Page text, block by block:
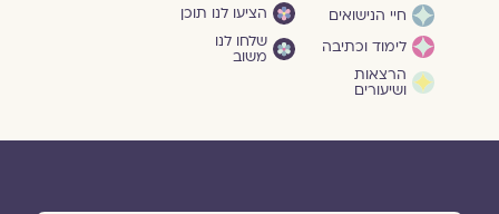
חיי הנישואים
לימוד וכתיבה
הרצאות
ושיעורים
הציעו לנו תוכן
שלחו לנו
משוב